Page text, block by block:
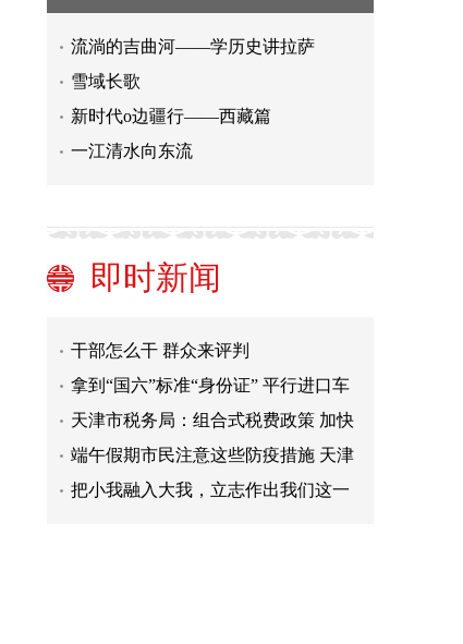
流淌的吉曲河——学历史讲拉萨
雪域长歌
新时代o边疆行——西藏篇
一江清水向东流
即时新闻
持
全面建设社会主义现代化大都市（沿
着总书记的足迹·天津篇）
基层治理聚力 平安建设发力